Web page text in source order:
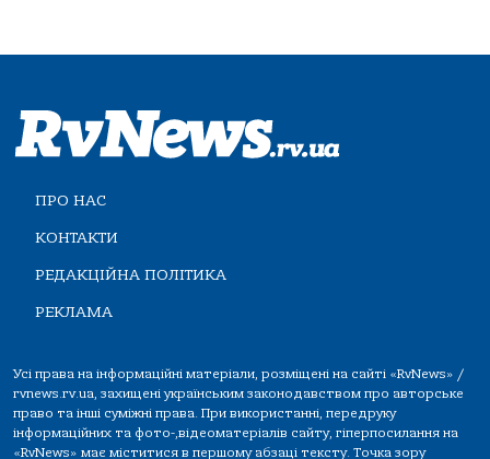
ПРО НАС
КОНТАКТИ
РЕДАКЦІЙНА ПОЛІТИКА
РЕКЛАМА
Усі права на інформаційні матеріали, розміщені на сайті «RvNews» /
rvnews.rv.ua, захищені українським законодавством про авторське
право та інші суміжні права. При використанні, передруку
інформаційних та фото-,відеоматеріалів сайту, гіперпосилання на
«RvNews» має міститися в першому абзаці тексту. Точка зору